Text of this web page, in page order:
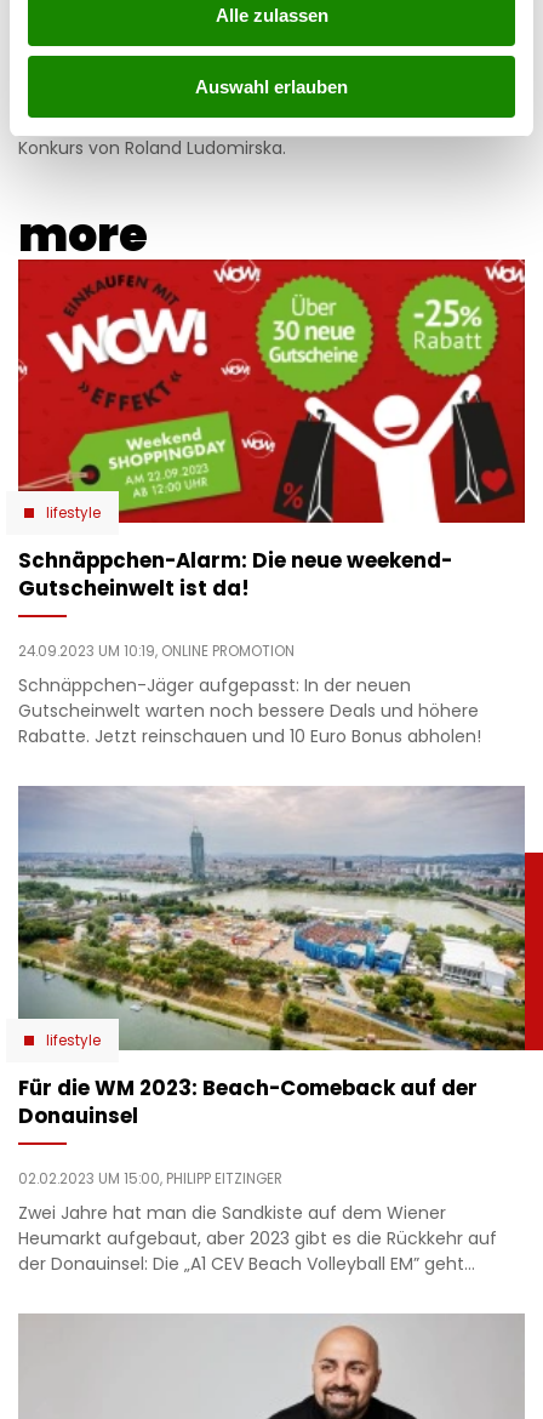
Alle zulassen
Auswahl erlauben
08.07.2026 UM 16:30,
Crazy Cheese ist pleite: Zwei Firmen sind insolvent, alle
Standorte wurden geschlossen. Das steckt hinter dem
Konkurs von Roland Ludomirska.
more
lifestyle
Schnäppchen-Alarm: Die neue weekend-
Gutscheinwelt ist da!
24.09.2023 UM 10:19, ONLINE PROMOTION
Schnäppchen-Jäger aufgepasst: In der neuen
Gutscheinwelt warten noch bessere Deals und höhere
Rabatte. Jetzt reinschauen und 10 Euro Bonus abholen!
lifestyle
Für die WM 2023: Beach-Comeback auf der
Donauinsel
02.02.2023 UM 15:00, PHILIPP EITZINGER
Zwei Jahre hat man die Sandkiste auf dem Wiener
Heumarkt aufgebaut, aber 2023 gibt es die Rückkehr auf
der Donauinsel: Die „A1 CEV Beach Volleyball EM” geht…